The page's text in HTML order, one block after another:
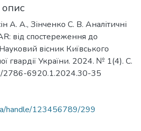
опис
А. А., Зінченко С. В. Аналітичні
від спостереження до
вісник Київського
гвардії України. 2024. № 1(4). С.
handle/123456789/299